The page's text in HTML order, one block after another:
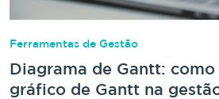
Ferramentas de Gestão
Diagrama de Gantt:
gráfico de Gantt na